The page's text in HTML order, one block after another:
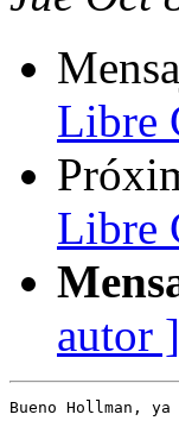
Libre
Libre
autor ]
Bueno Hollman,